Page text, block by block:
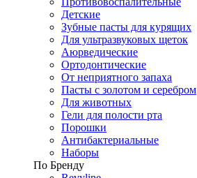
Детские
Зубные пасты для курящих
Для ультразвуковых щеток
Аюрведические
Ортодонтические
От неприятного запаха
Пасты с золотом и серебром
Для животных
Гели для полости рта
Порошки
Антибактериальные
Наборы
По Бренду